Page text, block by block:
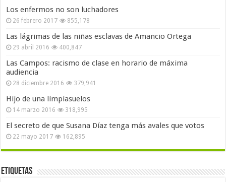
Los enfermos no son luchadores
26 febrero 2017 855,178
Las lágrimas de las niñas esclavas de Amancio Ortega
29 abril 2016 400,847
Las Campos: racismo de clase en horario de máxima
audiencia
28 diciembre 2016 379,941
Hijo de una limpiasuelos
14 marzo 2016 318,995
El secreto de que Susana Díaz tenga más avales que votos
22 mayo 2017 162,895
Etiquetas